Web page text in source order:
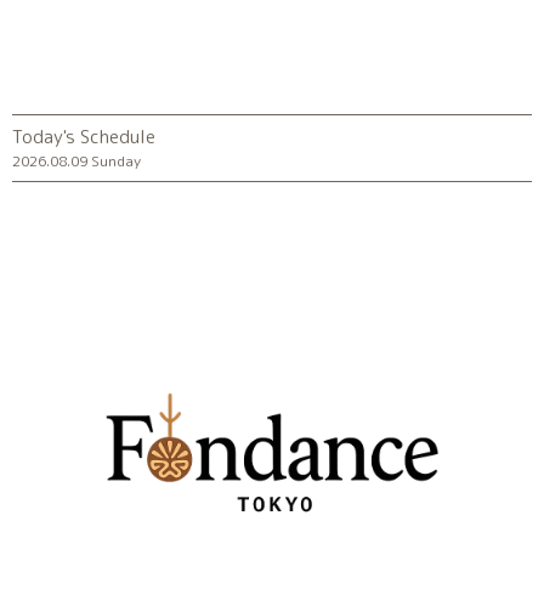
Today's Schedule
2026.08.09 Sunday